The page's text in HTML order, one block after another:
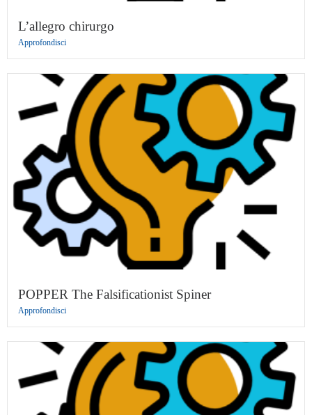
L’allegro chirurgo
Approfondisci
POPPER The Falsificationist Spiner
Approfondisci